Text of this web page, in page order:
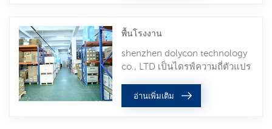
อื่นๆ.dolycon มีทีม R&D ที่
พลังพร้อมสมาชิกมืออาชีพและมี
ประสบการณ์.
แต่ละปี การลงทุน USD สำหรับ
องค์กร HI-TECH ระดับประเทศ,
และเทคโนโลยีที่จดสิทธิบัตร
ประมาณ 50-100 รายการ, ใบรับ
รอง CE สำหรับผลิตภัณฑ์
พื้นโรงงาน
shenzhen dolycon technology
co., LTD เป็นไดรฟ์ความถี่ตัวแปร
ปั๊มพลังงานแสงอาทิตย์. ในการ
พัฒนา 6 ปีที่ผ่านมา, ด้วยการ
อ่านเพิ่มเติม